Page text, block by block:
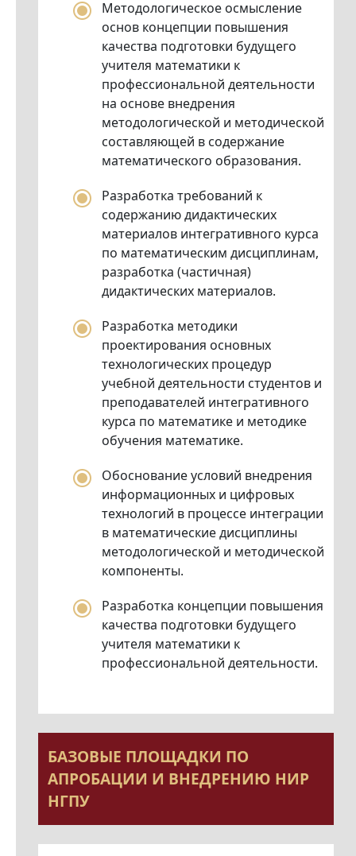
Методологическое осмысление
основ концепции повышения
качества подготовки будущего
учителя математики к
профессиональной деятельности
на основе внедрения
методологической и методической
составляющей в содержание
математического образования.
Разработка требований к
содержанию дидактических
материалов интегративного курса
по математическим дисциплинам,
разработка (частичная)
дидактических материалов.
Разработка методики
проектирования основных
технологических процедур
учебной деятельности студентов и
преподавателей интегративного
курса по математике и методике
обучения математике.
Обоснование условий внедрения
информационных и цифровых
технологий в процессе интеграции
в математические дисциплины
методологической и методической
компоненты.
Разработка концепции повышения
качества подготовки будущего
учителя математики к
профессиональной деятельности.
БАЗОВЫЕ ПЛОЩАДКИ ПО
АПРОБАЦИИ И ВНЕДРЕНИЮ НИР
НГПУ